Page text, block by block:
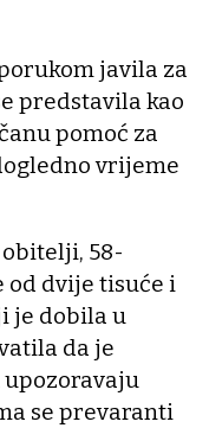
javila za
predstavila kao
pomoć za
vrijeme
58-
dvije tisuće i
je dobila u
da je
se prevaranti